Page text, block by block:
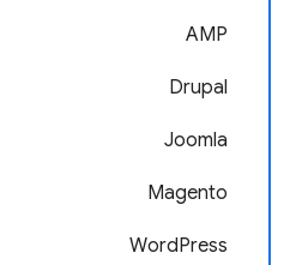
AMP
Drupal
Joomla
Magento
WordPress